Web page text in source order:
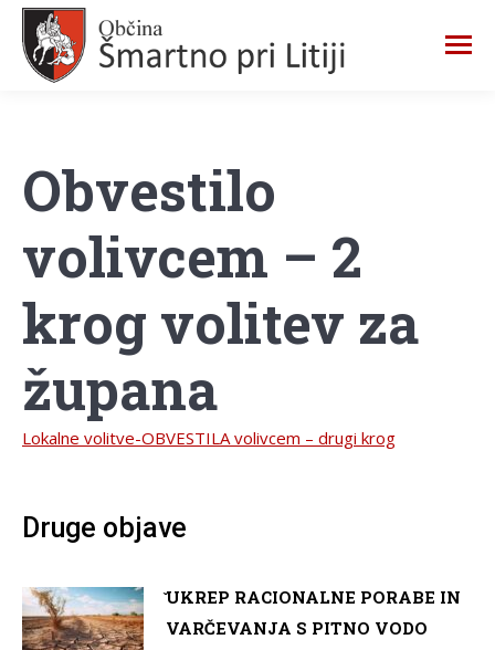
Obvestilo
volivcem – 2
krog volitev za
župana
Lokalne volitve-OBVESTILA volivcem – drugi krog
Druge objave
̌UKREP RACIONALNE PORABE IN
VARČEVANJA S PITNO VODO